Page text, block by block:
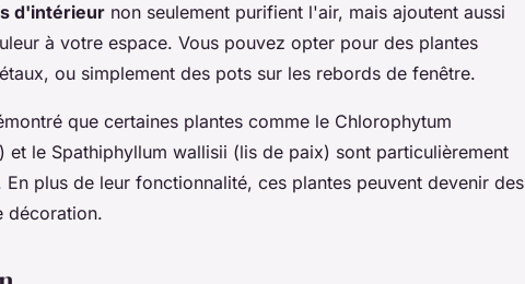
d'intérieur non seulement purifient l'air, mais ajoutent aussi
à votre espace. Vous pouvez opter pour des plantes
ou simplement des pots sur les rebords de fenêtre.
que certaines plantes comme le Chlorophytum
et le Spathiphyllum wallisii (lis de paix) sont particulièrement
plus de leur fonctionnalité, ces plantes peuvent devenir des
décoration.